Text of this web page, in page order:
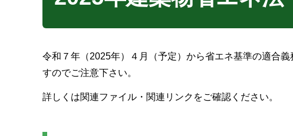
令和７年（2025年）４月（予定）から省エネ基準の適合
すのでご注意下さい。
詳しくは関連ファイル・関連リンクをご確認ください。